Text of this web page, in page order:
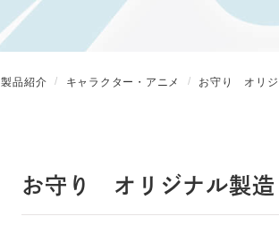
製品紹介 キャラクター・アニメ お守り オリジ
お守り オリジナル製造